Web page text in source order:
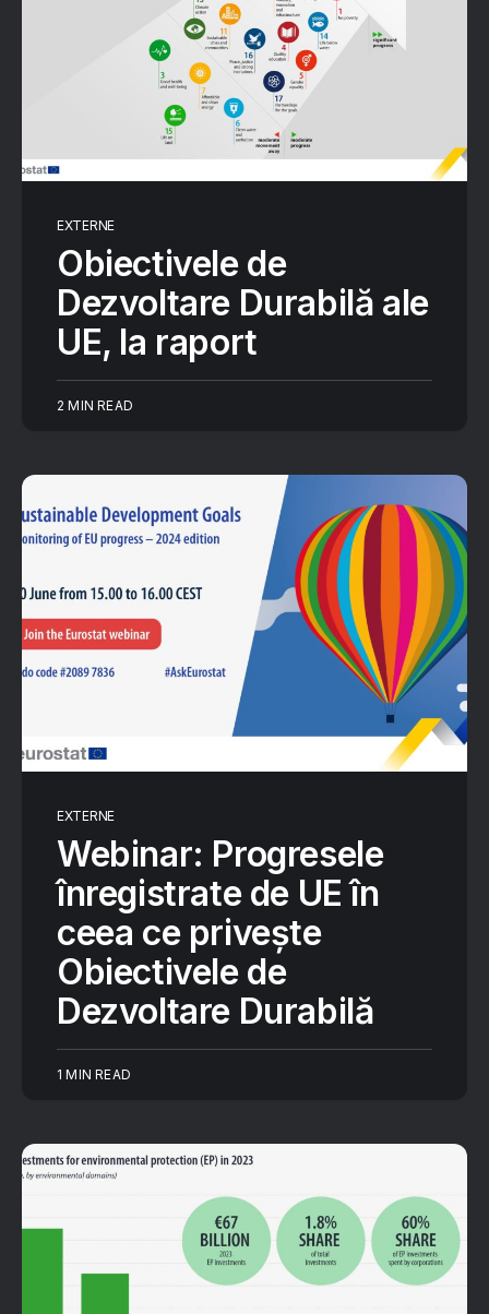
EXTERNE
Obiectivele de
Dezvoltare Durabilă ale
UE, la raport
2 MIN READ
EXTERNE
Webinar: Progresele
înregistrate de UE în
ceea ce privește
Obiectivele de
Dezvoltare Durabilă
1 MIN READ